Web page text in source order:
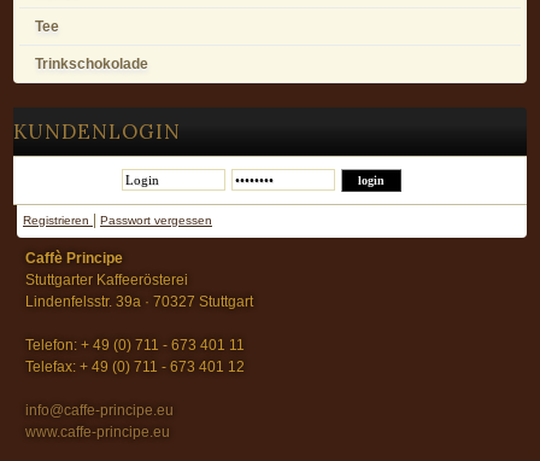
Tee
Trinkschokolade
KUNDENLOGIN
Registrieren Passwort vergessen
Caffè Principe
Stuttgarter Kaffeerösterei
Lindenfelsstr. 39a · 70327 Stuttgart
Telefon: + 49 (0) 711 - 673 401 11
Telefax: + 49 (0) 711 - 673 401 12
info@caffe-principe.eu
www.caffe-principe.eu